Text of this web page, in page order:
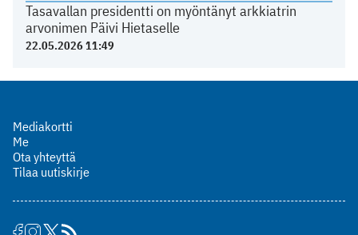
Tasavallan presidentti on myöntänyt arkkiatrin
arvonimen Päivi Hietaselle
22.05.2026 11:49
Mediakortti
Me
Ota yhteyttä
Tilaa uutiskirje